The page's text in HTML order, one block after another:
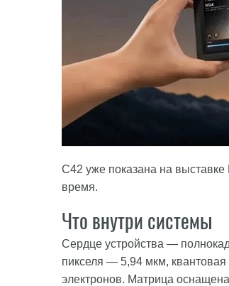
C42 уже показана на
время.
Что внутри системы
Сердце устройства —
пикселя — 5,94 мкм,
электронов. Матрица